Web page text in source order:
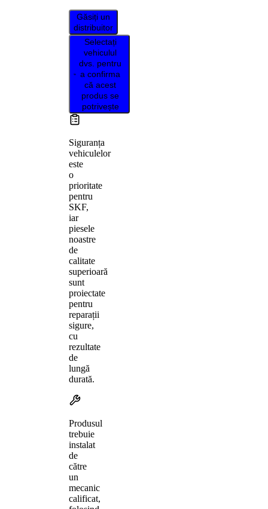
Găsiți un
distribuitor
Selectați
vehiculul
dvs. pentru
a confirma
că acest
produs se
potrivește
Siguranța
vehiculelor
este
o
prioritate
pentru
SKF,
iar
piesele
noastre
de
calitate
superioară
sunt
proiectate
pentru
reparații
sigure,
cu
rezultate
de
lungă
durată.
Produsul
trebuie
instalat
de
către
un
mecanic
calificat,